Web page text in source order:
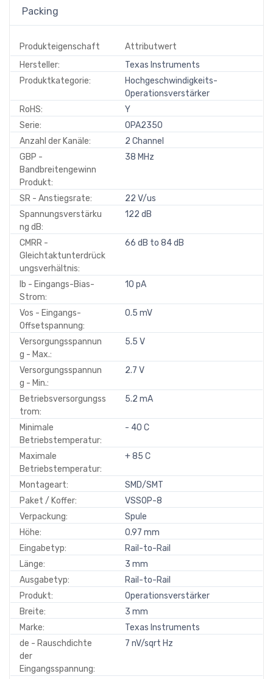
Packing
Produkteigenschaft
Attributwert
Hersteller:
Texas Instruments
Produktkategorie:
Hochgeschwindigkeits-
Operationsverstärker
RoHS:
Y
Serie:
OPA2350
Anzahl der Kanäle:
2 Channel
GBP -
Bandbreitengewinn
Produkt:
38 MHz
SR - Anstiegsrate:
22 V/us
Spannungsverstärku
ng dB:
122 dB
CMRR -
Gleichtaktunterdrück
ungsverhältnis:
66 dB to 84 dB
Ib - Eingangs-Bias-
Strom:
10 pA
Vos - Eingangs-
Offsetspannung:
0.5 mV
Versorgungsspannun
g - Max.:
5.5 V
Versorgungsspannun
g - Min.:
2.7 V
Betriebsversorgungss
trom:
5.2 mA
Minimale
Betriebstemperatur:
- 40 C
Maximale
Betriebstemperatur:
+ 85 C
Montageart:
SMD/SMT
Paket / Koffer:
VSSOP-8
Verpackung:
Spule
Höhe:
0.97 mm
Eingabetyp:
Rail-to-Rail
Länge:
3 mm
Ausgabetyp:
Rail-to-Rail
Produkt:
Operationsverstärker
Breite:
3 mm
Marke:
Texas Instruments
de - Rauschdichte
der
Eingangsspannung:
7 nV/sqrt Hz